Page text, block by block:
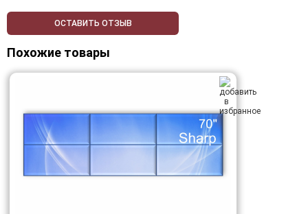
ОСТАВИТЬ ОТЗЫВ
Похожие товары